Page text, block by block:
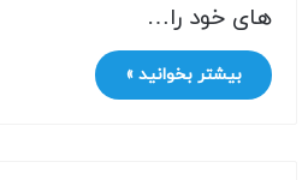
های خود را…
بیشتر بخوانید »